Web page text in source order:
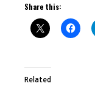
Share this:
Related